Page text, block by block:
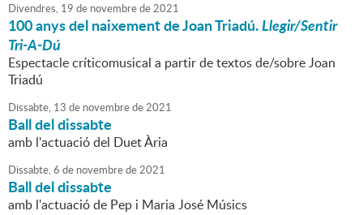
Divendres, 19 de novembrede2021
100 anys del naixement de Joan Triadú.Llegir/Sentir
Tri-A-Dú
Espectacle críticomusical a partir de textos de/sobre Joan
Triadú
Dissabte, 13 de novembrede2021
Ball del dissabte
amb l'actuació del Duet Ària
Dissabte,6 de novembrede2021
Ball del dissabte
amb l'actuació de Pep i Maria José Músics